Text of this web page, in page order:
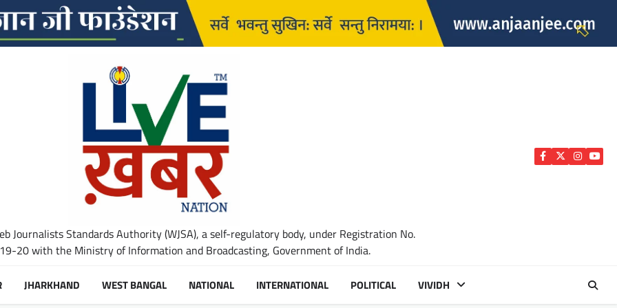
Journalists Standards Authority (WJSA), a self-regulatory body, under Registration No.
20 with the Ministry of Information and Broadcasting, Government of India.
Facebook
Twitter
JHARKHAND WEST BANGAL NATIONAL INTERNATIONAL POLITICAL VIVIDH